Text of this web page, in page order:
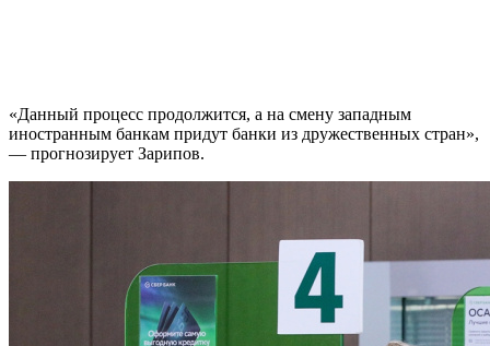
«Данный процесс продолжится, а на смену западным
иностранным банкам придут банки из дружественных стран»,
— прогнозирует Зарипов.